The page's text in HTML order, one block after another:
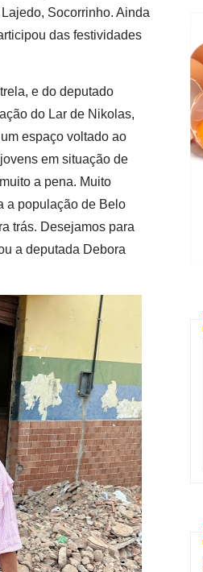
Socorrinho. Ainda
das festividades
e do deputado
do Lar de Nikolas,
espaço voltado ao
em situação de
a pena. Muito
a população de Belo
trás. Desejamos para
a deputada Debora